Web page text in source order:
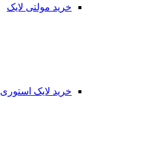
خرید مولتی لایک
خرید لایک استوری